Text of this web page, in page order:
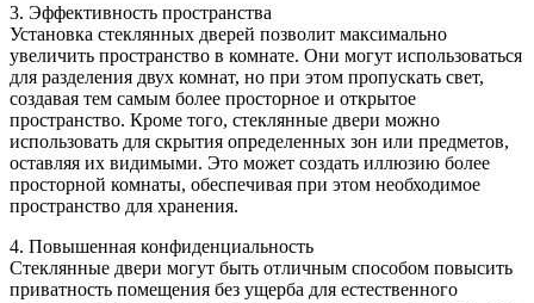
3. Эффективность пространства
Установка стеклянных дверей позволит максимально
увеличить пространство в комнате. Они могут использоваться
для разделения двух комнат, но при этом пропускать свет,
создавая тем самым более просторное и открытое
пространство. Кроме того, стеклянные двери можно
использовать для скрытия определенных зон или предметов,
оставляя их видимыми. Это может создать иллюзию более
просторной комнаты, обеспечивая при этом необходимое
пространство для хранения.
4. Повышенная конфиденциальность
Стеклянные двери могут быть отличным способом повысить
приватность помещения без ущерба для естественного